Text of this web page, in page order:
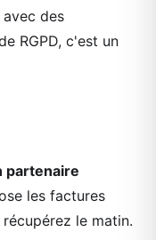
avec des
RGPD, c'est un
partenaire
les factures
le matin.